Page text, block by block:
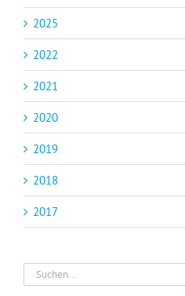
2025
2022
2021
2020
2019
2018
2017
Suche
nach: